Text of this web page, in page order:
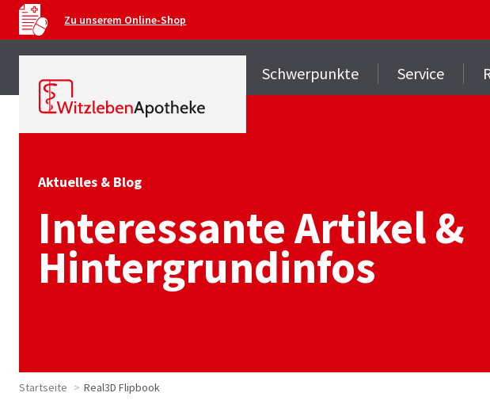
Zu unserem Online-Shop
Schwerpunkte Service
Aktuelles & Blog
Interessante Artikel &
Hintergrundinfos
Startseite Real3D Flipbook